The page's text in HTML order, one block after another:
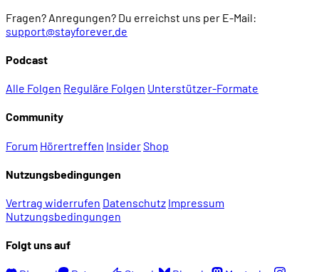
Fragen? Anregungen? Du erreichst uns per E-Mail:
support@stayforever.de
Podcast
Alle Folgen Reguläre Folgen Unterstützer-Formate
Community
Forum Hörertreffen InsiderShop
Nutzungsbedingungen
Vertrag widerrufen Datenschutz Impressum
Nutzungsbedingungen
Folgt uns auf